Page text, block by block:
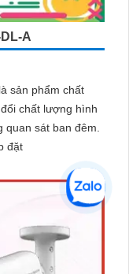
A
sản phẩm chất
chất lượng hình
quan sát ban đêm.
đặt